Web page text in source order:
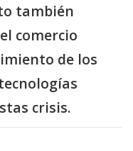
también
comercio
de los
crisis.